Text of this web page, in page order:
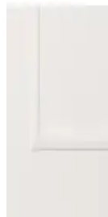
Latuda Concept
kullanım alanları
hijyen ve
İki popüler koltuk
malzeme, uyum,